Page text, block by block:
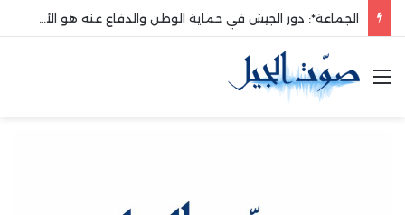
القائمة